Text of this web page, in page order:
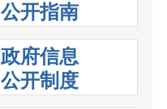
公开指南
政府信息
公开制度